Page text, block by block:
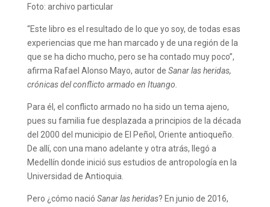
Foto: archivo particular
“Este libro es el resultado de lo que yo soy, de todas esas
experiencias que me han marcado y de una región de la
que se ha dicho mucho, pero se ha contado muy poco”,
afirma Rafael Alonso Mayo, autor de Sanar las heridas,
crónicas del conflicto armado en Ituango.
Para él, el conflicto armado no ha sido un tema ajeno,
pues su familia fue desplazada a principios de la década
del 2000 del municipio de El Peñol, Oriente antioqueño.
De allí, con una mano adelante y otra atrás, llegó a
Medellín donde inició sus estudios de antropología en la
Universidad de Antioquia.
Pero ¿cómo nació Sanar las heridas? En junio de 2016,